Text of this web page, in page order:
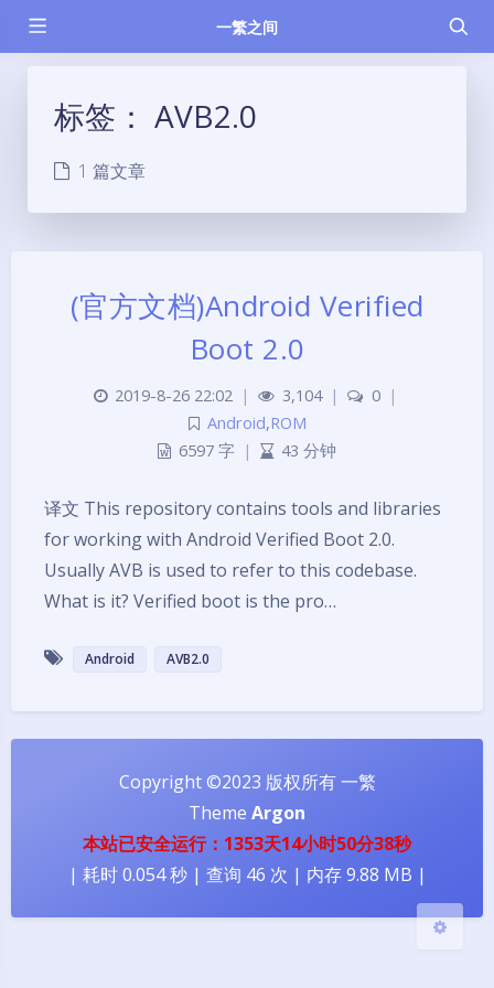
一繁之间
Sans Serif
浅阴影 深阴影
日落
标签： AVB2.0
1 篇文章
(官方文档)Android Verified
Boot 2.0
2019-8-26 22:02 | 3,104 | 0
|
Android,ROM
6597 字 | 43 分钟
译文 This repository contains tools and libraries
for working with Android Verified Boot 2.0.
Usually AVB is used to refer to this codebase.
What is it? Verified boot is the pro…
Android AVB2.0
Copyright ©2023 版权所有 一繁
Theme Argon
本站已安全运行：1353天14小时50分38秒
| 耗时 0.054 秒 | 查询 46 次 | 内存 9.88 MB |